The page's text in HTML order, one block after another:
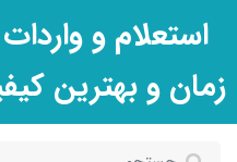
استعلام و
زمان و بهترین